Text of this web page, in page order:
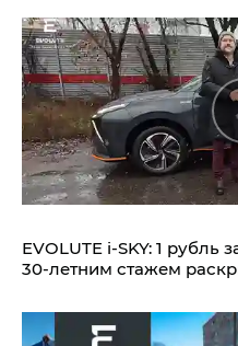
EVOLUTE i‑SKY: 1
30-летним стажем